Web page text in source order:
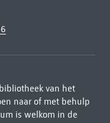
van het
naar of met behulp
is welkom in de